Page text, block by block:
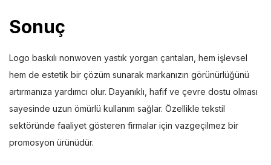
Sonuç
Logo baskılı nonwoven yastık yorgan çantaları, hem işlevsel
hem de estetik bir çözüm sunarak markanızın görünürlüğünü
artırmanıza yardımcı olur. Dayanıklı, hafif ve çevre dostu olması
sayesinde uzun ömürlü kullanım sağlar. Özellikle tekstil
sektöründe faaliyet gösteren firmalar için vazgeçilmez bir
promosyon ürünüdür.